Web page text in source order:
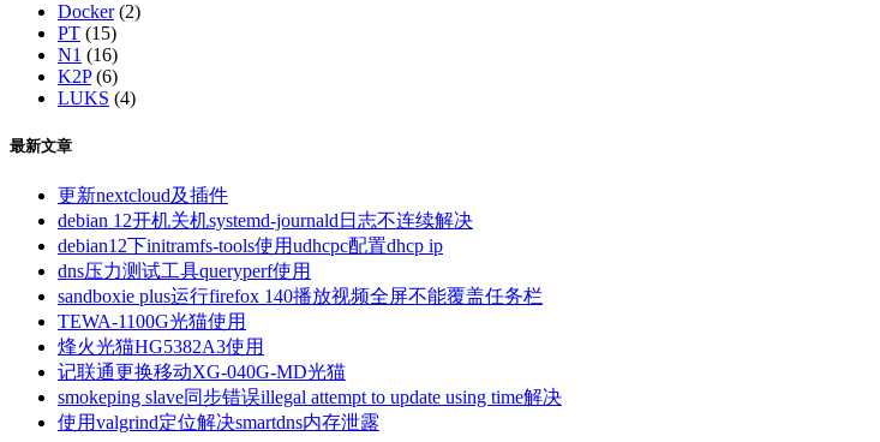
Docker(2)
PT (15)
N1 (16)
K2P(6)
LUKS (4)
最新文章
更新nextcloud及插件
debian 12开机关机systemd-journald日志不连续解决
debian12下initramfs-tools使用udhcpc配置dhcp ip
dns压力测试工具queryperf使用
sandboxie plus运行firefox 140播放视频全屏不能覆盖任务栏
TEWA-1100G光猫使用
烽火光猫HG5382A3使用
记联通更换移动XG-040G-MD光猫
smokeping slave同步错误illegal attempt to update using time解决
使用valgrind定位解决smartdns内存泄露